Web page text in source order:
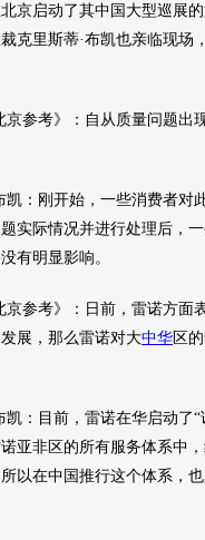
京启动了其中国大型巡展的
克里斯蒂·布凯也亲临现场
参考》：自从质量问题出
：刚开始，一些消费者对此
实际情况并进行处理后，
有明显影响。
参考》：日前， 雷诺方面
展，那么雷诺对大中华 区
：目前， 雷诺在华启动了“
亚非区的所有服务体系中
以在中国推行这个体系，